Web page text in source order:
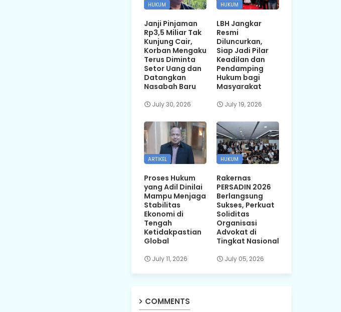
HUKUM
Janji Pinjaman
Rp3,5 Miliar Tak
Kunjung Cair,
Korban Mengaku
Terus Diminta
Setor Uang dan
Datangkan
Nasabah Baru
July 30, 2026
HUKUM
LBH Jangkar
Resmi
Diluncurkan,
Siap Jadi Pilar
Keadilan dan
Pendamping
Hukum bagi
Masyarakat
July 19, 2026
ARTIKEL
Proses Hukum
yang Adil Dinilai
Mampu Menjaga
Stabilitas
Ekonomi di
Tengah
Ketidakpastian
Global
July 11, 2026
HUKUM
Rakernas
PERSADIN 2026
Berlangsung
Sukses, Perkuat
Soliditas
Organisasi
Advokat di
Tingkat Nasional
July 05, 2026
COMMENTS